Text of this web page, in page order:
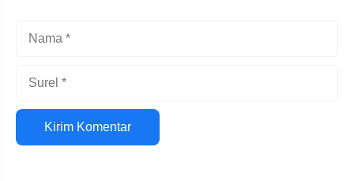
Situs
web